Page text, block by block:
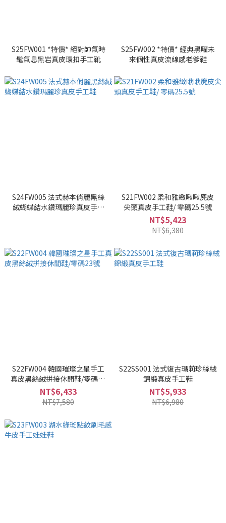
S25FW001 *特價* 絕對帥氣時
髦氣息黑岩真皮環扣手工靴
S25FW002 *特價* 經典黑曜未
來個性真皮流線感老爹鞋
S24FW005 法式赫本俏麗黑絲
絨蝴蝶結水鑽瑪麗珍真皮手工
S21FW002 柔和雅緻啾啾麂皮
尖頭真皮手工鞋/ 零碼25.5號
NT$5,423
NT$6,380
S22FW004 韓國璀璨之星手工
真皮黑絲絨拼接休閒鞋/零碼23
號
NT$6,433
NT$7,580
S22SS001 法式復古瑪莉珍絲絨
錦緞真皮手工鞋
NT$5,933
NT$6,980